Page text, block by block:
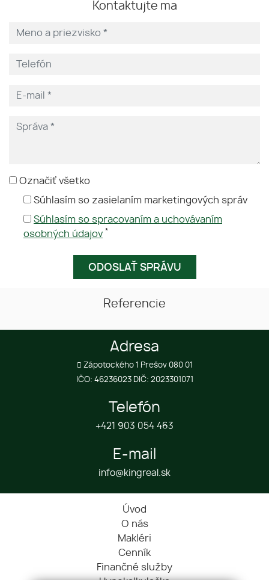
Kontaktujte ma
Označiť všetko
Súhlasím so zasielaním marketingových správ
Súhlasím so spracovaním a uchovávaním
osobných údajov *
Referencie
Adresa
Zápotockého 1 Prešov 080 01
IČO: 46236023 DIČ: 2023301071
Telefón
+421 903 054 463
E-mail
info@kingreal.sk
Úvod
O nás
Makléri
Cenník
Finančné služby